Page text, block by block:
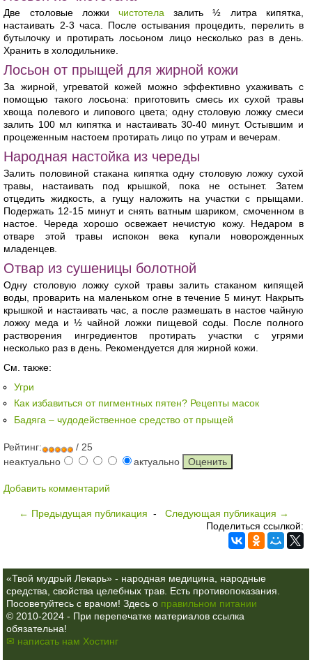
Две столовые ложкичистотела залить ½ литра кипятка,
настаивать 2-3 часа. После остывания процедить, перелить в
бутылочку и протирать лосьоном лицо несколько раз в день.
Хранить в холодильнике.
Лосьон от прыщей для жирной кожи
За жирной, угреватой кожей можно эффективно ухаживать с
помощью такого лосьона: приготовить смесь их сухой травы
хвоща полевого и липового цвета; одну столовую ложку смеси
залить 100 мл кипятка и настаивать 30-40 минут. Остывшим и
процеженным настоем протирать лицо по утрам и вечерам.
Народная настойка из череды
Залить половиной стакана кипятка одну столовую ложку сухой
травы, настаивать под крышкой, пока не остынет. Затем
отцедить жидкость, а гущу наложить на участки с прыщами.
Подержать 12-15 минут и снять ватным шариком, смоченном в
настое. Череда хорошо освежает нечистую кожу. Недаром в
отваре этой травы испокон века купали новорожденных
младенцев.
Отвар из сушеницы болотной
Одну столовую ложку сухой травы залить стаканом кипящей
воды, проварить на маленьком огне в течение 5 минут. Накрыть
крышкой и настаивать час, а после размешать в настое чайную
ложку меда и ½ чайной ложки пищевой соды. После полного
растворения ингредиентов протирать участки с угрями
несколько раз в день. Рекомендуется для жирной кожи.
См. также:
Угри
Как избавиться от пигментных пятен? Рецепты масок
Бадяга – чудодейственное средство от прыщей
Рейтинг:
/ 25
неактуально
актуально
Добавить комментарий
← Предыдущая публикация - Следующая публикация →
Поделиться ссылкой:
«Твой мудрый Лекарь» - народная медицина, народные
средства, свойства целебных трав. Есть противопоказания.
Посоветуйтесь с врачом! Здесь о правильном питании
© 2010-2024 - При перепечатке материалов ссылка
обязательна!
✉ написать нам Хостинг